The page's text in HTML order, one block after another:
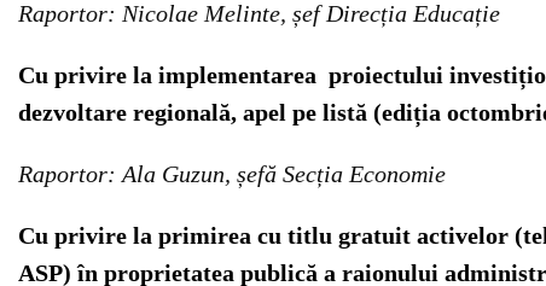
Raportor: Nicolae Melinte, șef Direcția Educație
Cu privire la implementarea proiectului
dezvoltare regională, apel pe listă (ediția
Raportor: Ala Guzun, șefă Secția Economie
Cu privire la primirea cu titlu gratuit activelor
ASP) în proprietatea publică a raionului